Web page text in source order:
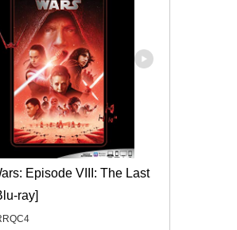
Episode VIII: The Last
ray]